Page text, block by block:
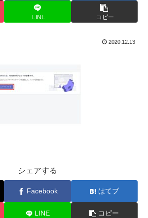
LINE コピー
2020.12.13
シェアする
Facebook はてブ
LINE コピー